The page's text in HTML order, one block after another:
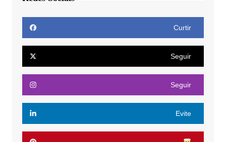
Curtir
Seguir
Seguir
Evite